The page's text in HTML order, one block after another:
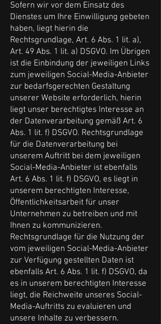
Sofern wir vor dem Einsatz des
Dienstes um Ihre Einwilligung gebeten
haben, liegt hierin die
Rechtsgrundlage, Art. 6 Abs. 1 lit. a),
Art. 49 Abs. 1 lit. a) DSGVO. Im Übrigen
ist die Einbindung der jeweiligen Links
zum jeweiligen Social-Media-Anbieter
zur bedarfsgerechten Gestaltung
unserer Website erforderlich, hierin
liegt unser berechtigtes Interesse an
der Datenverarbeitung gemäß Art. 6
Abs. 1 lit. f) DSGVO. Rechtsgrundlage
für die Datenverarbeitung bei
unserem Auftritt bei dem jeweiligen
Social-Media-Anbieter ist ebenfalls
Art. 6 Abs. 1 lit. f) DSGVO, es liegt in
unserem berechtigten Interesse,
Öffentlichkeitsarbeit für unser
Unternehmen zu betreiben und mit
Ihnen zu kommunizieren.
Rechtsgrundlage für die Nutzung der
vom jeweiligen Social-Media-Anbieter
zur Verfügung gestellten Daten ist
ebenfalls Art. 6 Abs. 1 lit. f) DSGVO, da
es in unserem berechtigten Interesse
liegt, die Reichweite unseres Social-
Media-Auftritts zu evaluieren und
unsere Inhalte zu verbessern.